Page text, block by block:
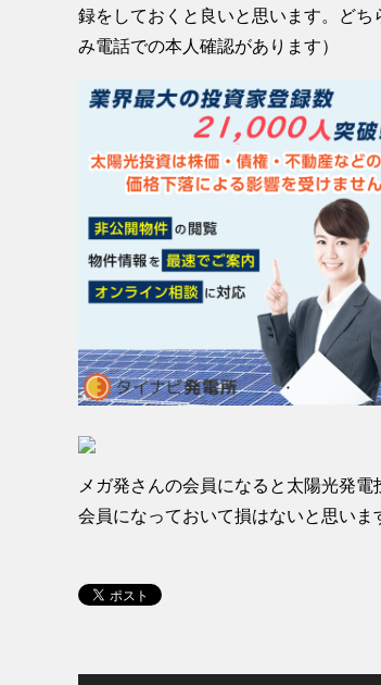
録をしておくと良いと思います。ど
み電話での本人確認があります）
メガ発さんの会員になると太陽光発
会員になっておいて損はないと思いま